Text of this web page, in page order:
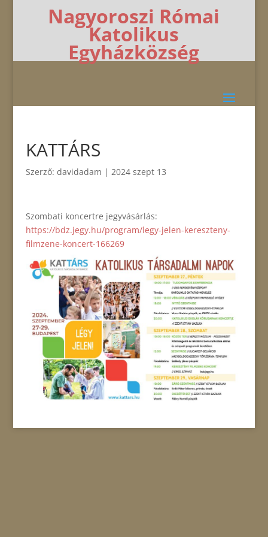
Nagyoroszi Római
Katolikus
Egyházközség
KATTÁRS
Szerző: davidadam | 2024 szept 13
Szombati koncertre jegyvásárlás:
https://bdz.jegy.hu/program/legy-jelen-kereszteny-
filmzene-koncert-166269